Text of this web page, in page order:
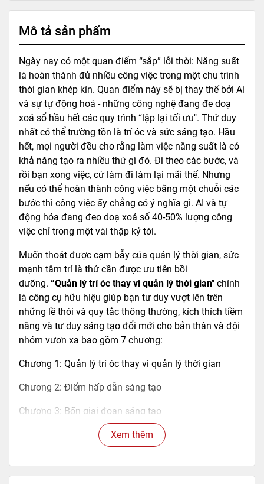
Mô tả sản phẩm
Ngày nay có một quan điểm “sắp” lỗi thời: Năng suất
là hoàn thành đủ nhiều công việc trong một chu trình
thời gian khép kín. Quan điểm này sẽ bị thay thế bởi Ai
và sự tự động hoá - những công nghệ đang đe doạ
xoá sổ hầu hết các quy trình “lặp lại tối ưu". Thứ duy
nhất có thể trường tồn là trí óc và sức sáng tạo. Hầu
hết, mọi người đều cho rằng làm việc năng suất là có
khả năng tạo ra nhiều thứ gì đó. Đi theo các bước, và
rồi bạn xong việc, cứ làm đi làm lại mãi thế. Nhưng
nếu có thể hoàn thành công việc bằng một chuỗi các
bước thì công việc ấy chẳng có ý nghĩa gì. AI và tự
động hóa đang đeo doạ xoá sổ 40-50% lượng công
việc chỉ trong một vài thập kỷ tới.
Muốn thoát được cạm bẫy của quản lý thời gian, sức
mạnh tâm trí là thứ cần được ưu tiên bồi
dưỡng. “Quản lý trí óc thay vì quản lý thời gian" chính
là công cụ hữu hiệu giúp bạn tư duy vượt lên trên
những lề thói và quy tắc thông thường, kích thích tiềm
năng và tư duy sáng tạo đổi mới cho bản thân và đội
nhóm vươn xa bao gồm 7 chương:
Chương 1: Quản lý trí óc thay vì quản lý thời gian
Chương 2: Điểm hấp dẫn sáng tạo
Chương 3: Bốn giai đoạn sáng tạo
Chương 4: Bảy trạng thái tinh thần khi lao động sáng
Xem thêm